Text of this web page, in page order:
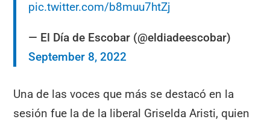
pic.twitter.com/b8muu7htZj
— El Día de Escobar (@eldiadeescobar)
September 8, 2022
Una de las voces que más se destacó en la
sesión fue la de la liberal Griselda Aristi, quien